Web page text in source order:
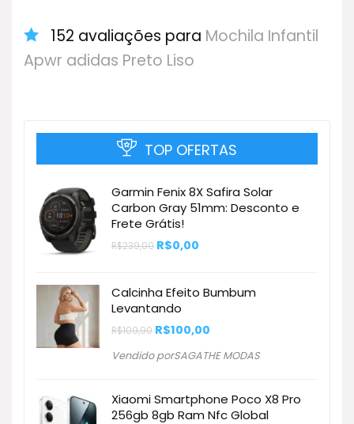
152 avaliações para Mochila Infantil
Apwr adidas Preto Liso
TOP OFERTAS
Garmin Fenix 8X Safira Solar
Carbon Gray 51mm: Desconto e
Frete Grátis!
R$239,00 O
R$239,00.
R$0,00
R$0,00.
Calcinha Efeito Bumbum
Levantando
R$109,90 O
original
era:
R$100,00
atual
Vendido porSAGATHE MODAS
Xiaomi Smartphone Poco X8 Pro
256gb 8gb Ram Nfc Global